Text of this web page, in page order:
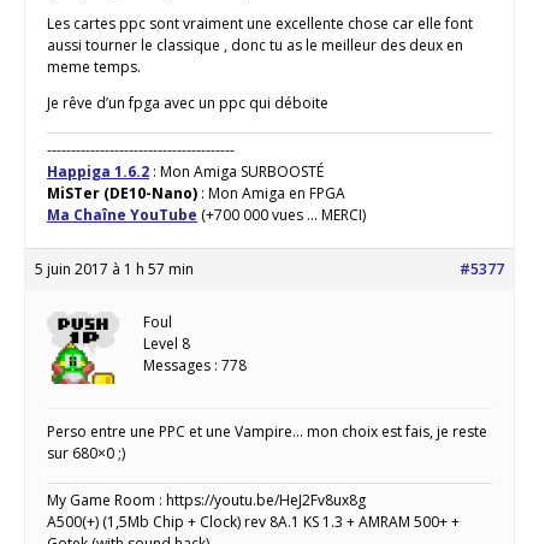
Les cartes ppc sont vraiment une excellente chose car elle font
aussi tourner le classique , donc tu as le meilleur des deux en
meme temps.
Je rêve d’un fpga avec un ppc qui déboite
---------------------------------------
Happiga 1.6.2 : Mon Amiga SURBOOSTÉ
MiSTer (DE10-Nano) : Mon Amiga en FPGA
Ma Chaîne YouTube (+700 000 vues ... MERCI)
5 juin 2017 à 1 h 57 min #5377
Foul
Level 8
Messages : 778
Perso entre une PPC et une Vampire… mon choix est fais, je reste
sur 680×0 ;)
My Game Room : https://youtu.be/HeJ2Fv8ux8g
A500(+) (1,5Mb Chip + Clock) rev 8A.1 KS 1.3 + AMRAM 500+ +